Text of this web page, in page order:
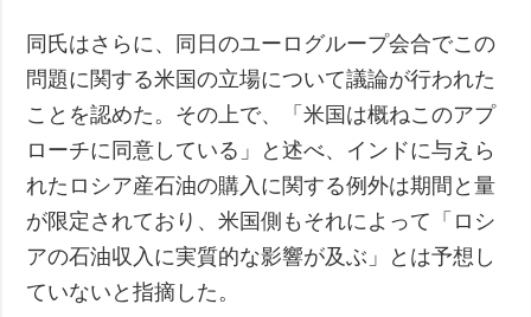
同氏はさらに、同日のユーログループ会合でこの
問題に関する米国の立場について議論が行われた
ことを認めた。その上で、「米国は概ねこのアプ
ローチに同意している」と述べ、インドに与えら
れたロシア産石油の購入に関する例外は期間と量
が限定されており、米国側もそれによって「ロシ
アの石油収入に実質的な影響が及ぶ」とは予想し
ていないと指摘した。